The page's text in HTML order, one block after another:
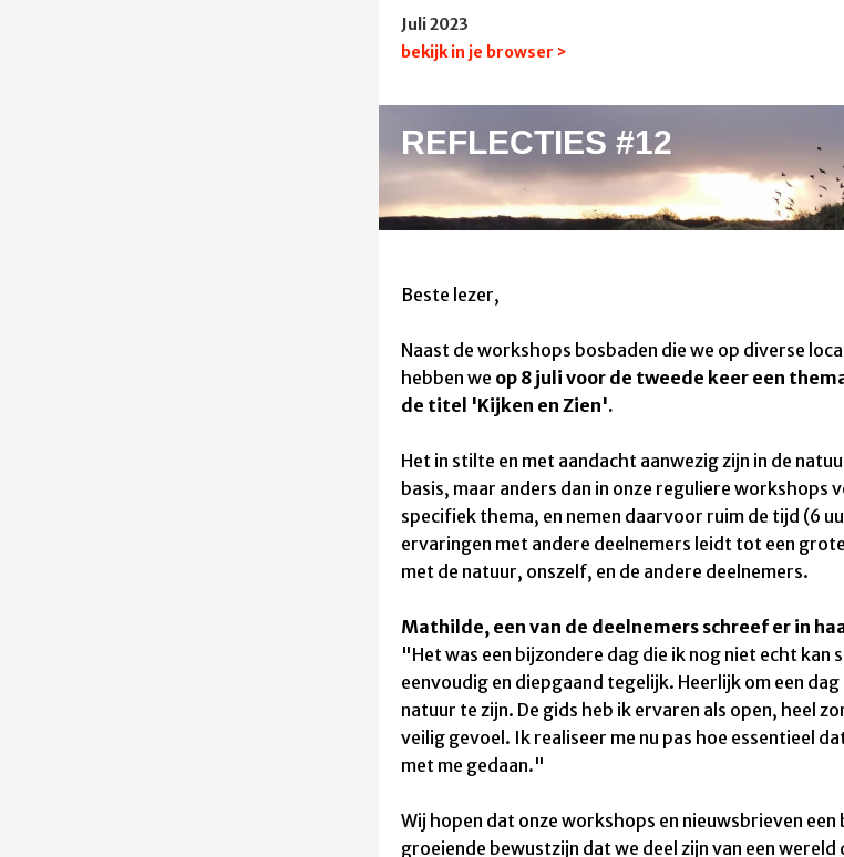
Juli 2023
bekijk in je browser >
REFLECTIES #12
Beste lezer,
Naast de workshops bosbaden die we op diverse
hebben we op 8 juli voor de tweede keer een
de titel 'Kijken en Zien'.
Het in stilte en met aandacht aanwezig zijn in de
basis, maar anders dan in onze reguliere workshops
specifiek thema, en nemen daarvoor ruim de tijd (6
ervaringen met andere deelnemers leidt tot een
met de natuur, onszelf, en de andere deelnemers.
Mathilde, een van de deelnemers schreef er in
"Het was een bijzondere dag die ik nog niet echt kan
eenvoudig en diepgaand tegelijk. Heerlijk om een
natuur te zijn. De gids heb ik ervaren als open, heel
veilig gevoel. Ik realiseer me nu pas hoe essentieel
met me gedaan."
Wij hopen dat onze workshops en nieuwsbrieven
groeiende bewustzijn dat we deel zijn van een